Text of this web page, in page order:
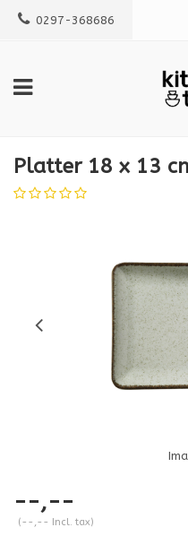
0297-368686
Platter 18 x 13
--,--
(--,-- Incl. tax)